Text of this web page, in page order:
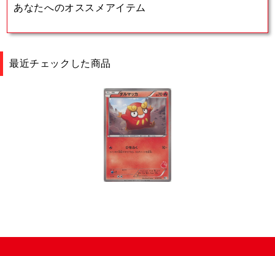
あなたへのオススメアイテム
最近チェックした商品